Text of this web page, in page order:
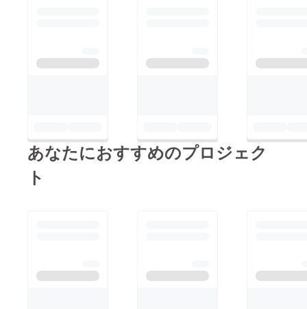
あなたにおすすめのプロジェク
ト